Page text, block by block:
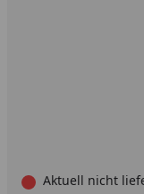
Aktuell nicht